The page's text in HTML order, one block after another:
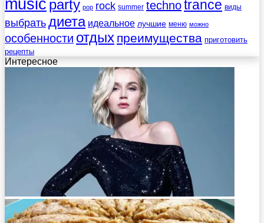
music party pop rock summer technotrance виды
выбратьдиета идеальное лучшие меню можно
особенности отдых преимущества приготовить
рецепты
Интересное